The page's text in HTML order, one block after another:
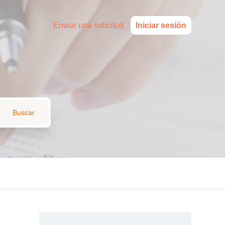
Enviar una solicitud Iniciar sesión